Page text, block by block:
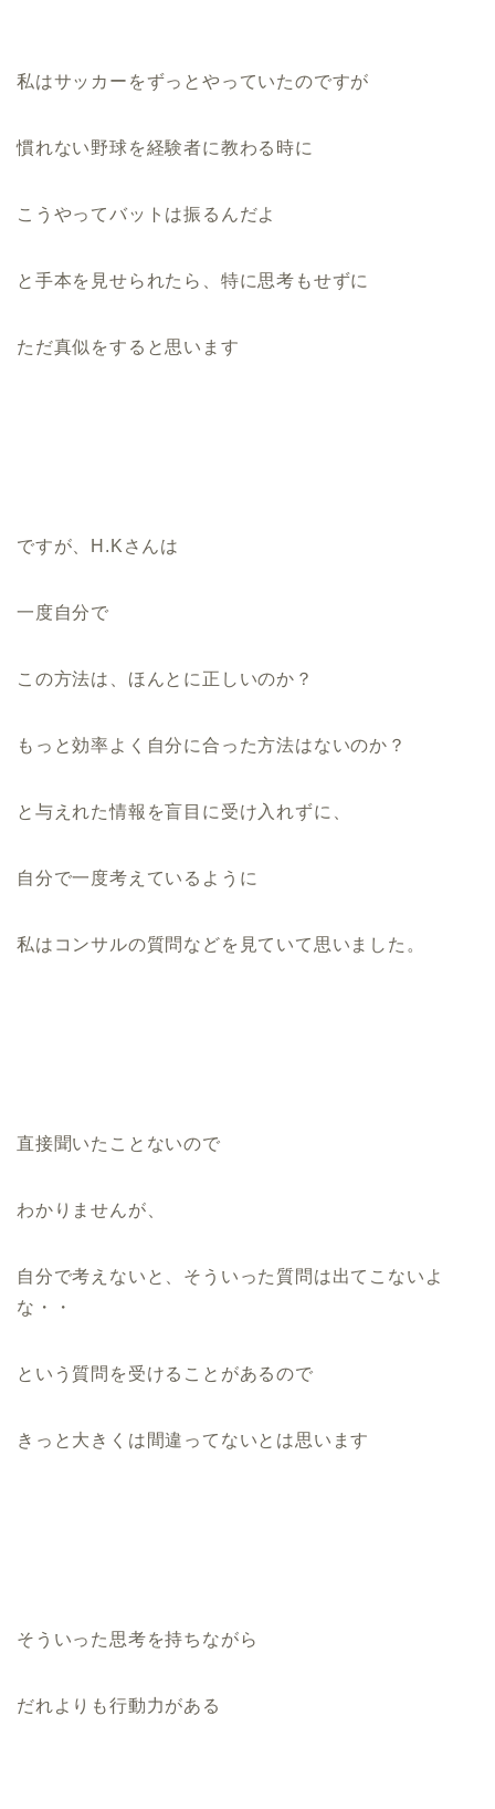
私はサッカーをずっとやっていたのですが
慣れない野球を経験者に教わる時に
こうやってバットは振るんだよ
と手本を見せられたら、特に思考もせずに
ただ真似をすると思います
ですが、H.Kさんは
一度自分で
この方法は、ほんとに正しいのか？
もっと効率よく自分に合った方法はないのか？
と与えれた情報を盲目に受け入れずに、
自分で一度考えているように
私はコンサルの質問などを見ていて思いました。
直接聞いたことないので
わかりませんが、
自分で考えないと、そういった質問は出てこないよ
な・・
という質問を受けることがあるので
きっと大きくは間違ってないとは思います
そういった思考を持ちながら
だれよりも行動力がある